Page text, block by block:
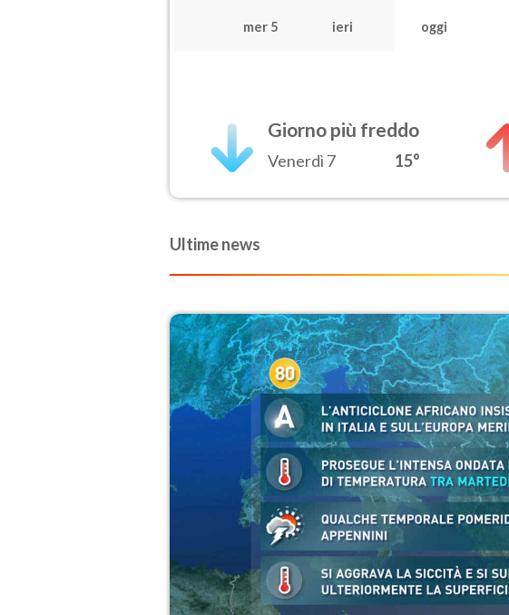
mer 5 ieri oggi
Giorno più freddo
Venerdì 7 15°
Ultime news